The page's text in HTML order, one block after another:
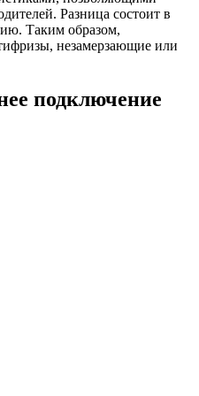
Разница состоит в
Таким образом,
незамерзающие или
подключение